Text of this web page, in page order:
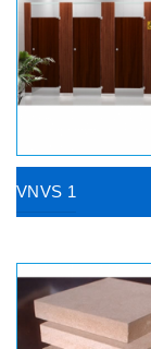
VNVS 1